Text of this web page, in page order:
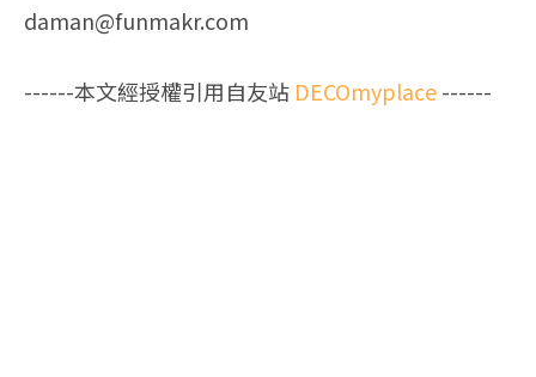
daman@funmakr.com
------本文經授權引用自友站 DECOmyplace------